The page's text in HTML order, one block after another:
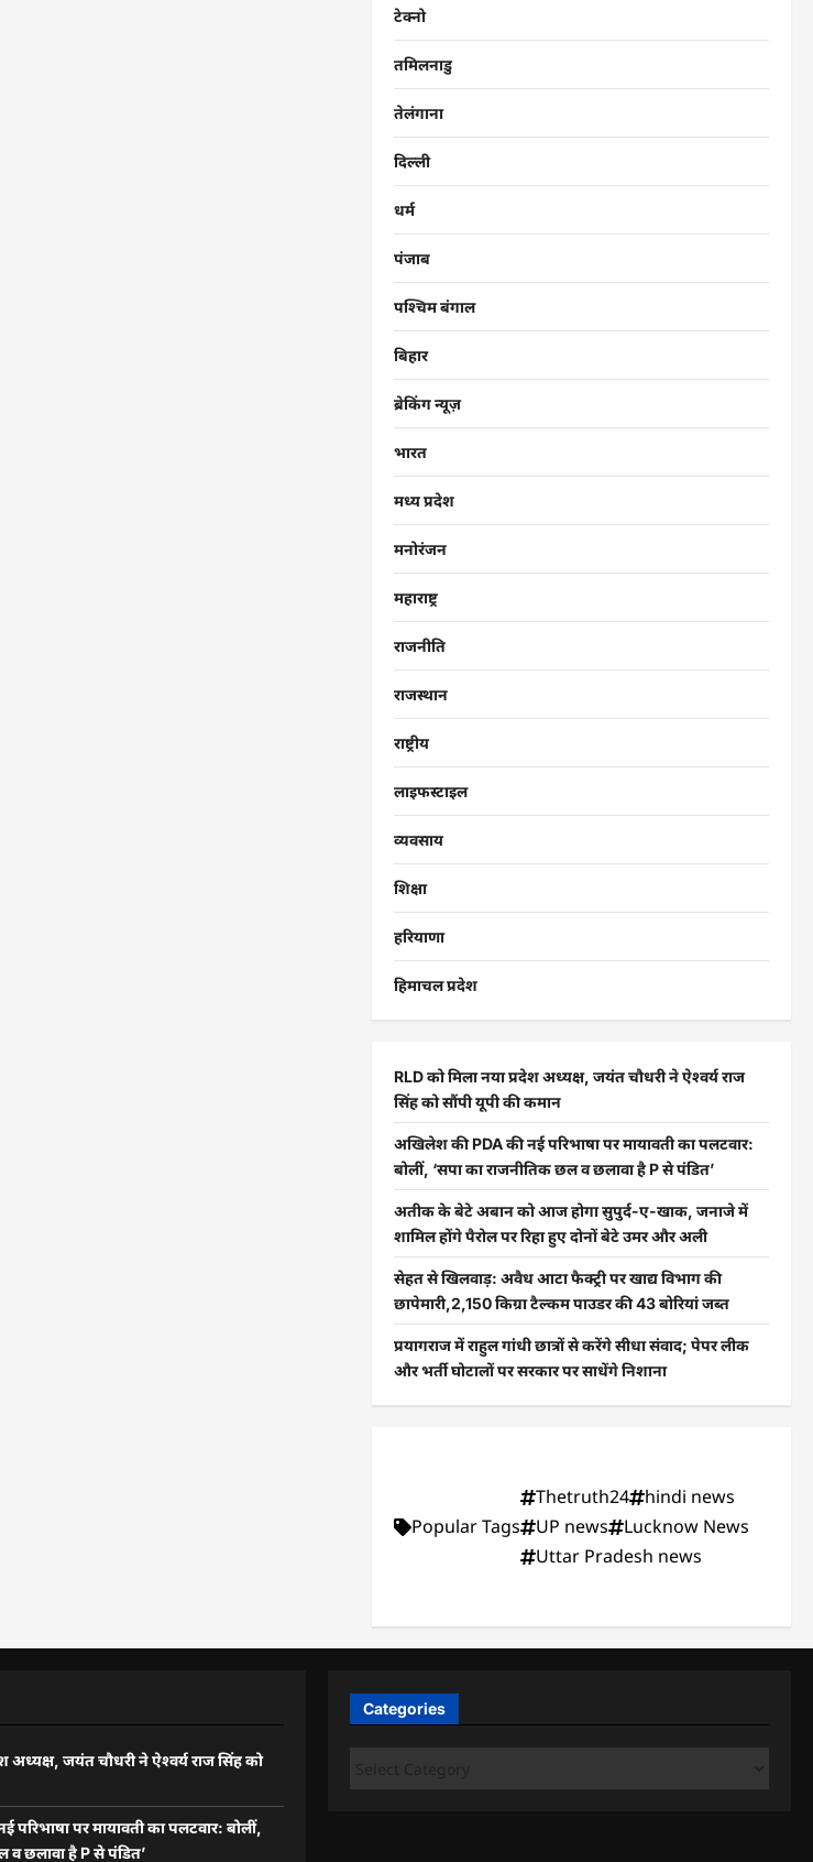
टेक्नो
तमिलनाडु
तेलंगाना
दिल्ली
धर्म
पंजाब
पश्चिम बंगाल
बिहार
ब्रेकिंग न्यूज़
भारत
मध्य प्रदेश
मनोरंजन
महाराष्ट्र
राजनीति
राजस्थान
राष्ट्रीय
लाइफस्टाइल
व्यवसाय
शिक्षा
हरियाणा
हिमाचल प्रदेश
RLD को मिला नया प्रदेश अध्यक्ष, जयंत चौधरी ने ऐश्वर्य राज
सिंह को सौंपी यूपी की कमान
अखिलेश की PDA की नई परिभाषा पर मायावती का पलटवार:
बोलीं, ‘सपा का राजनीतिक छल व छलावा है P से पंडित’
अतीक के बेटे अबान को आज होगा सुपुर्द-ए-खाक, जनाजे में
शामिल होंगे पैरोल पर रिहा हुए दोनों बेटे उमर और अली
सेहत से खिलवाड़: अवैध आटा फैक्ट्री पर खाद्य विभाग की
छापेमारी,2,150 किग्रा टैल्कम पाउडर की 43 बोरियां जब्त
प्रयागराज में राहुल गांधी छात्रों से करेंगे सीधा संवाद; पेपर लीक
और भर्ती घोटालों पर सरकार पर साधेंगे निशाना
Popular Tags
Thetruth24
hindi news
UP news
Lucknow News
Uttar Pradesh news
अध्यक्ष, जयंत चौधरी ने ऐश्वर्य राज सिंह को
पर मायावती का पलटवार: बोलीं,
व छलावा है P से पंडित’
Categories